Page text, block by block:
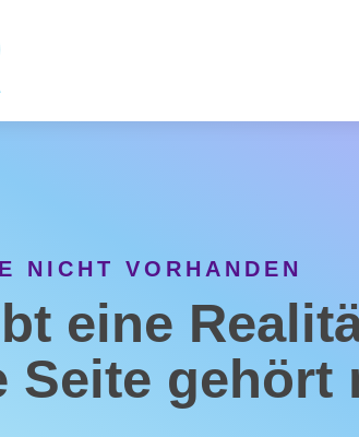
NICHT VORHANDEN
eine
Seite gehört